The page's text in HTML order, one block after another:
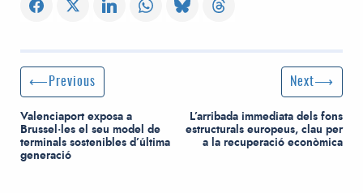
Post navigation
Previous Post
Previous
Valenciaport exposa a
Brussel·les el seu model de
terminals sostenibles d’última
generació
Next Post
Next
L’arribada immediata dels fons
estructurals europeus, clau per
a la recuperació econòmica